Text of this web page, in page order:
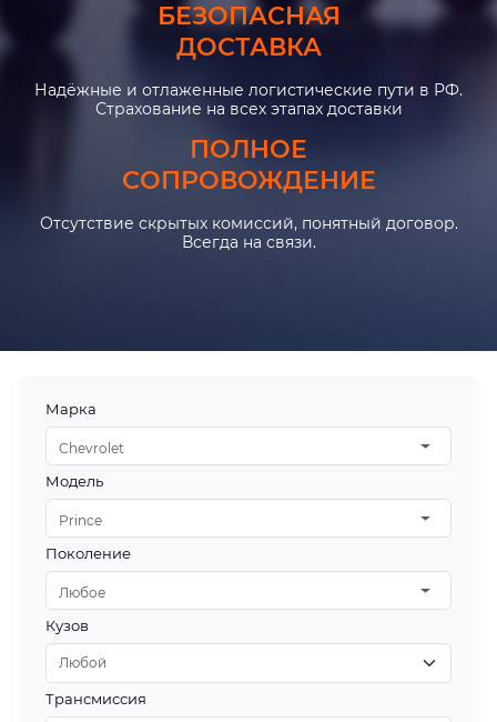
БЕЗОПАСНАЯ
ДОСТАВКА
Надёжные и отлаженные логистические пути в РФ.
Страхование на всех этапах доставки
ПОЛНОЕ
СОПРОВОЖДЕНИЕ
Отсутствие скрытых комиссий, понятный договор.
Всегда на связи.
Марка
Chevrolet
Модель
Prince
Поколение
Любое
Кузов
Трансмиссия